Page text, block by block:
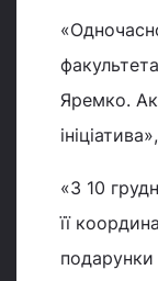
Яремко.
«З 10
її